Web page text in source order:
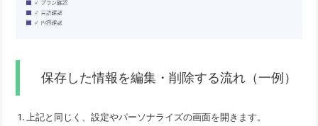
保存した情報を編集・削除する流れ（一例）
上記と同じく、設定やパーソナライズの画面を開きます。